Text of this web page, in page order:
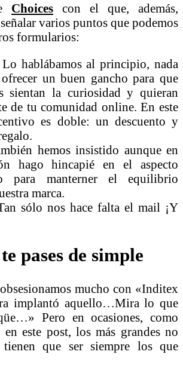
Choices con el que, además,
varios puntos que podemos
formularios:
hablábamos al principio, nada
un buen gancho para que
sientan la curiosidad y quieran
de tu comunidad online. En este
es doble: un descuento y
hemos insistido aunque en
hago hincapié en el aspecto
para manterner el equilibrio
marca.
an sólo nos hace falta el mail ¡Y
pases de simple
mucho con «Inditex
implantó aquello…Mira lo que
Pero en ocasiones, como
en este post, los más grandes no
tienen que ser siempre los que